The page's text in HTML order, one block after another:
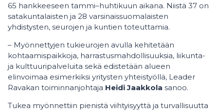
65 hankkeeseen tammi–huhtikuun aikana. Niistä 37 on
satakuntalaisten ja 28 varsinaissuomalaisten
yhdistysten, seurojen ja kuntien toteuttamia.
– Myönnettyjen tukieurojen avulla kehitetään
kohtaamispaikkoja, harrastusmahdollisuuksia, liikunta-
ja kulttuuripalveluita sekä edistetään alueen
elinvoimaa esimerkiksi yritysten yhteistyöllä, Leader
Ravakan toiminnanjohtaja Heidi Jaakkola sanoo.
Tukea myönnettiin pienistä viihtyisyyttä ja turvallisuutta